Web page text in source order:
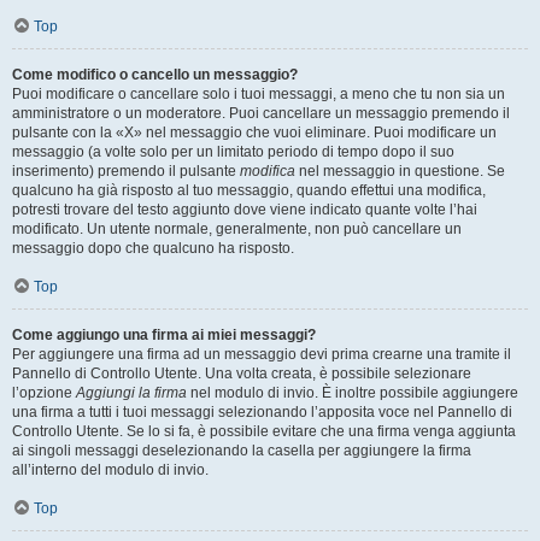
Top
Come modifico o cancello un messaggio?
Puoi modificare o cancellare solo i tuoi messaggi, a meno che tu non sia un
amministratore o un moderatore. Puoi cancellare un messaggio premendo il
pulsante con la «X» nel messaggio che vuoi eliminare. Puoi modificare un
messaggio (a volte solo per un limitato periodo di tempo dopo il suo
inserimento) premendo il pulsante modifica nel messaggio in questione. Se
qualcuno ha già risposto al tuo messaggio, quando effettui una modifica,
potresti trovare del testo aggiunto dove viene indicato quante volte l’hai
modificato. Un utente normale, generalmente, non può cancellare un
messaggio dopo che qualcuno ha risposto.
Top
Come aggiungo una firma ai miei messaggi?
Per aggiungere una firma ad un messaggio devi prima crearne una tramite il
Pannello di Controllo Utente. Una volta creata, è possibile selezionare
l’opzioneAggiungi la firma nel modulo di invio. È inoltre possibile aggiungere
una firma a tutti i tuoi messaggi selezionando l’apposita voce nel Pannello di
Controllo Utente. Se lo si fa, è possibile evitare che una firma venga aggiunta
ai singoli messaggi deselezionando la casella per aggiungere la firma
all’interno del modulo di invio.
Top